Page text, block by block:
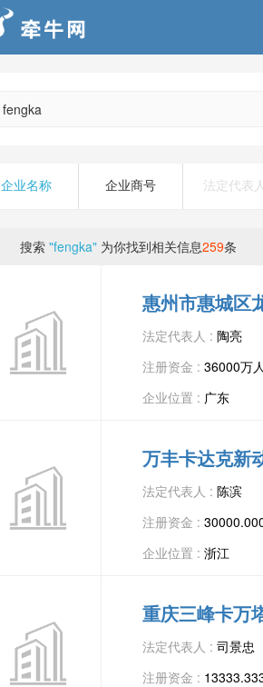
企业名称 企业商号 法定代表
搜索 "fengka" 为你找到相关信息259条
惠州市惠城区
法定代表人 : 陶亮
注册资金 : 36000万
企业位置 : 广东
万丰卡达克新
法定代表人 : 陈滨
注册资金 :
企业位置 : 浙江
重庆三峰卡万
法定代表人 : 司景忠
注册资金 :